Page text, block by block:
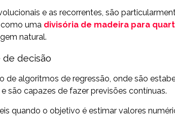
e as recorrentes, são
uma divisória de madeira para
natural.
decisão
algoritmos de regressão, onde são
são capazes de fazer previsões contínuas.
quando o objetivo é estimar valores